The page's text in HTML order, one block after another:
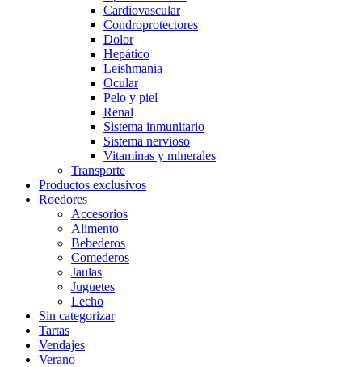
Cardiovascular
Condroprotectores
Dolor
Hepático
Leishmania
Ocular
Pelo y piel
Renal
Sistema inmunitario
Sistema nervioso
Vitaminas y minerales
Transporte
Productos exclusivos
Roedores
Accesorios
Alimento
Bebederos
Comederos
Jaulas
Juguetes
Lecho
Sin categorizar
Tartas
Vendajes
Verano